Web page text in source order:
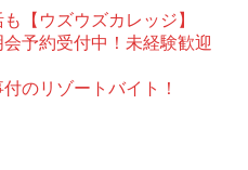
【ウズウズカレッジ】
予約受付中！未経験歓迎
のリゾートバイト！